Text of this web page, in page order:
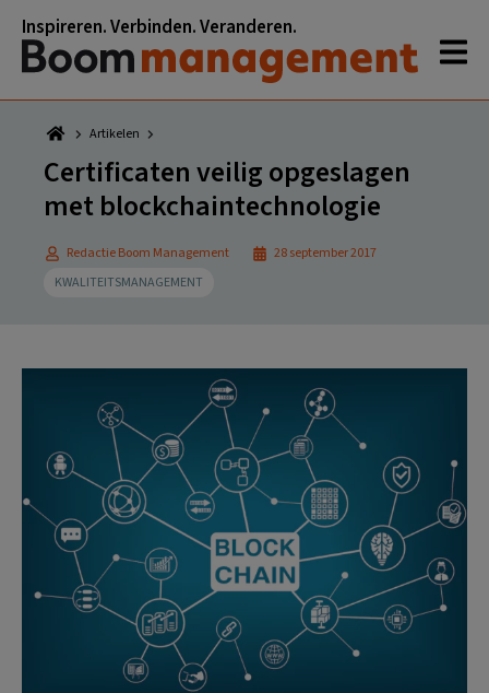
naar
hoofdnavigatie
naar
hoofd
inhoud
naar
eerste
sidebar
naar
voettekst
Inspireren. Verbinden. Veranderen.
Artikelen
Certificaten veilig opgeslagen
met blockchaintechnologie
Redactie Boom Management
28 september 2017
KWALITEITSMANAGEMENT